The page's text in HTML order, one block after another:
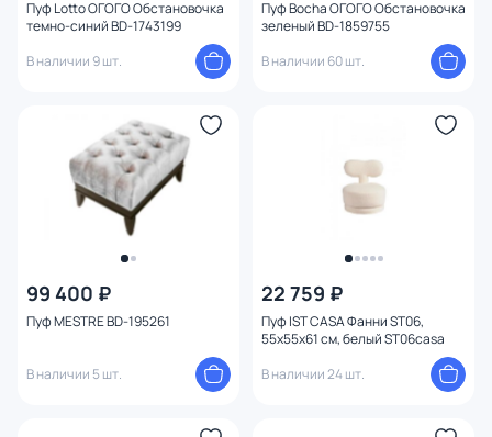
Пуф Lotto ОГОГО Обстановочка
темно-синий BD-1743199
В наличии 9 шт.
Пуф Bocha ОГОГО Обстановочка
зеленый BD-1859755
В наличии 60 шт.
99 400 ₽
Пуф MESTRE BD-195261
В наличии 5 шт.
22 759 ₽
Пуф IST CASA Фанни ST06,
55х55х61 см, белый ST06casa
В наличии 24 шт.
Бренд
Страна
Размер